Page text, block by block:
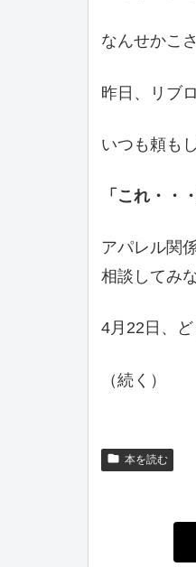
なんせかこ
昨日、リブ
いつも頼も
「これ・・
アパレル関
相談してみ
4月22日、
（続く）
本を読む